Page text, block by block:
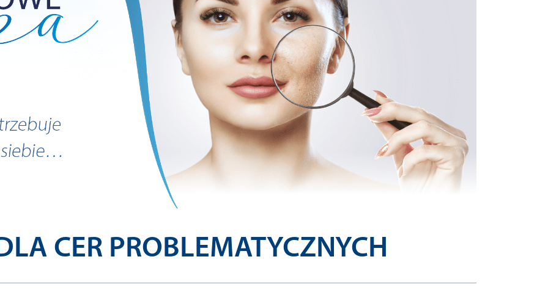
DOWIEDZ SIĘ WIĘCEJ
CER PROBLEMATYCZNYCH